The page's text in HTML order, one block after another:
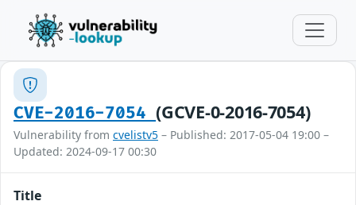
CVE-2016-7054(GCVE-0-2016-7054)
Vulnerability from cvelistv5 – Published: 2017-05-04 19:00 –
Updated: 2024-09-17 00:30
Title